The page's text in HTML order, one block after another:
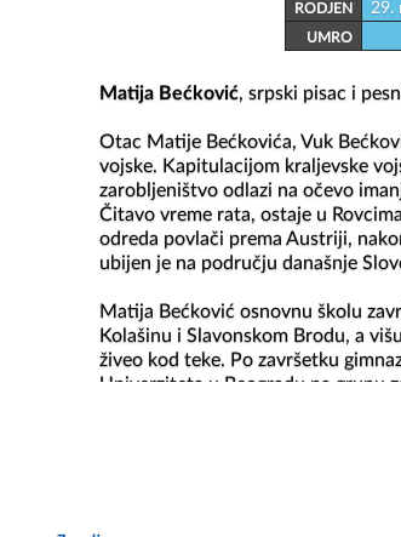
RODJEN
29.
UMRO
Matija Bećković, srpski pisac i
Otac Matije Bećkovića, Vuk
vojske. Kapitulacijom kraljevske
zarobljeništvo odlazi na očevo
Čitavo vreme rata, ostaje u
odreda povlači prema Austriji,
ubijen je na području današnje
Matija Bećković osnovnu školu
Kolašinu i Slavonskom Brodu, a
živeo kod teke. Po završetku
Univerziteta u Beogradu na grupu